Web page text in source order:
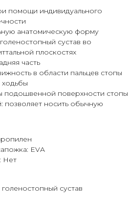
помощи индивидуального
анатомическую форму
сустав во
плоскостях
часть
в области пальцев стопы
ходьбы
подошвенной поверхности стопы
позволяет носить обычную
EVA
Нет
сустав